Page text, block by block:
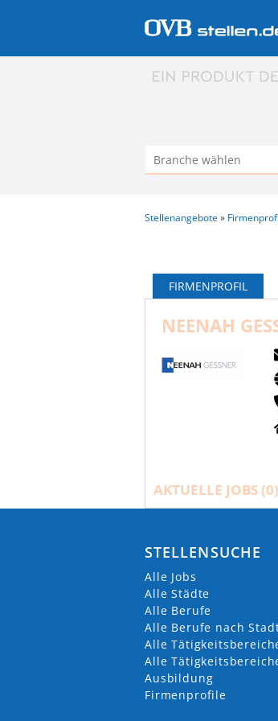
Stellenangebote
FIRMENPROFIL
NEENAH
AKTUELLE JOBS (0)
STELLENSUCHE
Alle Jobs
Alle Städte
Alle Berufe
Alle Berufe nach
Alle
Alle
Ausbildung
Firmenprofile